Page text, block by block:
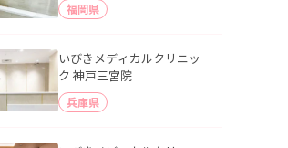
福岡県
いびきメディカルクリニッ
ク 神戸三宮院
兵庫県